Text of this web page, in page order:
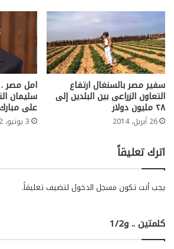
سفير مصر بالسنغال ارتفاع
التعاون الزراعى بين البلدين إلى
٢٨ مليون دولار
26 أبريل، 2014
امل مصر
سليمان
على
3 يونيو، 2012
اترك تعليقاً
يجب أنت تكون مسجل الدخول لتضيف تعليقاً.
كلمتين .. و1/2